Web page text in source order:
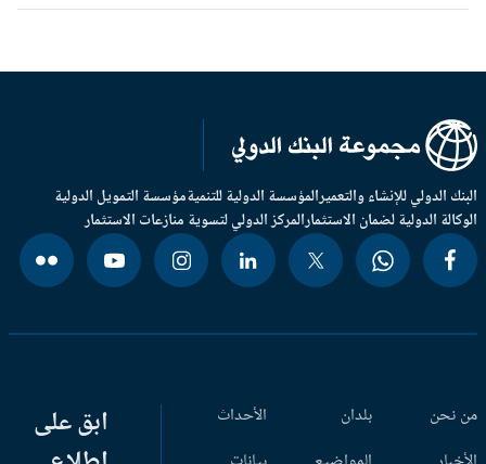
الدولي للإنشاء والتعميرالمؤسسة الدولية للتنميةمؤسسة التمويل الدولية
الدولية لضمان الاستثمارالمركز الدولي لتسوية منازعات الاستثمار
نحن
بلدان
الأحداث
ابق على